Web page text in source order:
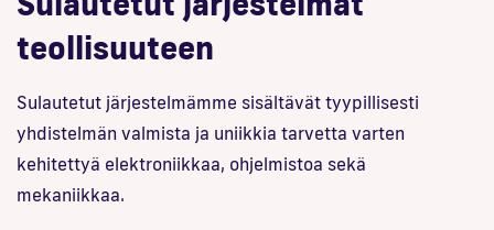
teollisuuteen
Sulautetut järjestelmämme sisältävät tyypillisesti
yhdistelmän valmista ja uniikkia tarvetta varten
kehitettyä elektroniikkaa, ohjelmistoa sekä
mekaniikkaa.